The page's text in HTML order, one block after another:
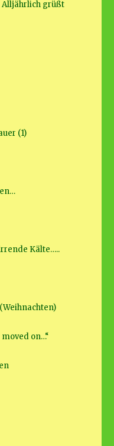
Alljährlich grüßt
(1)
Kälte…..
on…“